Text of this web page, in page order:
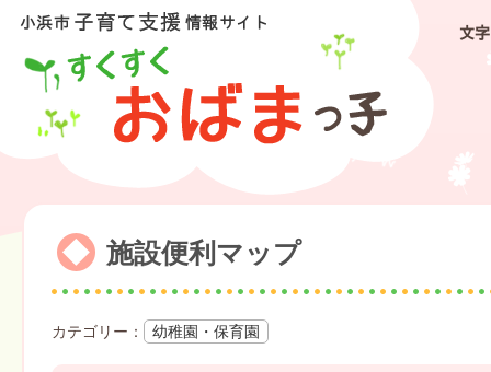
文
施設便利マップ
幼稚園・保育園